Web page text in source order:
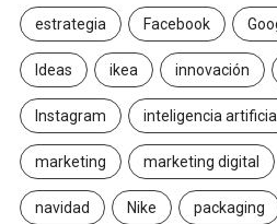
estrategia Facebook
Ideas ikea innovación
Instagram inteligencia artificial
marketing marketing digital
navidad Nike packaging